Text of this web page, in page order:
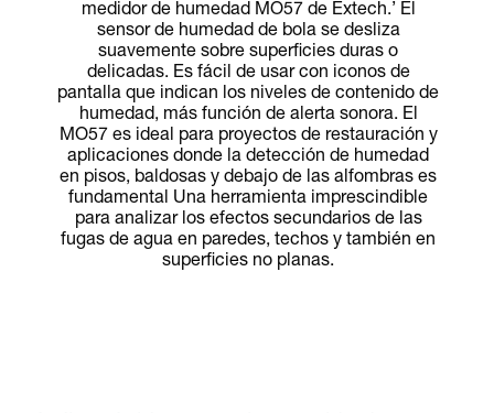
medidor de humedad MO57 de Extech.’ El
sensor de humedad de bola se desliza
suavemente sobre superficies duras o
delicadas. Es fácil de usar con iconos de
pantalla que indican los niveles de contenido de
humedad, más función de alerta sonora. El
MO57 es ideal para proyectos de restauración y
aplicaciones donde la detección de humedad
en pisos, baldosas y debajo de las alfombras es
fundamental Una herramienta imprescindible
para analizar los efectos secundarios de las
fugas de agua en paredes, techos y también en
superficies no planas.